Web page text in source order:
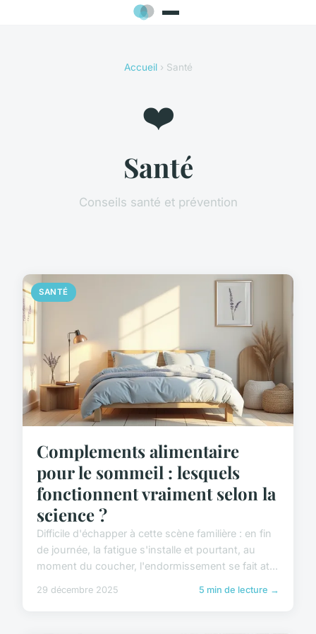
Accueil› Santé
❤️
Santé
Conseils santé et prévention
SANTÉ
Complements alimentaire
pour le sommeil : lesquels
fonctionnent vraiment selon la
science ?
Difficile d'échapper à cette scène familière : en fin
de journée, la fatigue s'installe et pourtant, au
moment du coucher, l'endormissement se fait at...
29 décembre 2025 5 min de lecture →